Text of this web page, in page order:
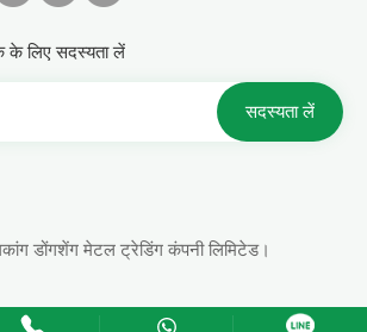
लिए सदस्यता लें
सदस्यता लें
डोंगशेंग मेटल ट्रेडिंग कंपनी लिमिटेड।